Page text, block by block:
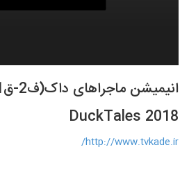
DuckTales 2018
http://www.tvkade.ir/